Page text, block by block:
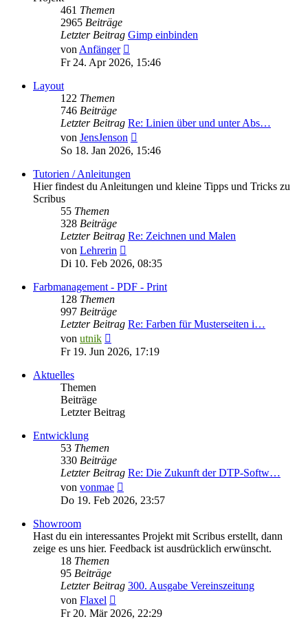
461 Themen
2965 Beiträge
Letzter Beitrag Gimp einbinden
von Anfänger
Beitrag
Fr 24. Apr 2026, 15:46
Layout
122 Themen
746 Beiträge
Letzter Beitrag Re: Linien über und unter Abs…
von JensJenson
Beitrag
So 18. Jan 2026, 15:46
Tutorien / Anleitungen
Hier findest du Anleitungen und kleine Tipps und Tricks zu
Scribus
55 Themen
328 Beiträge
Letzter Beitrag Re: Zeichnen und Malen
von Lehrerin
Beitrag
Di 10. Feb 2026, 08:35
Farbmanagement - PDF - Print
128 Themen
997 Beiträge
Letzter Beitrag Re: Farben für Musterseiten i…
von utnik
Beitrag
Fr 19. Jun 2026, 17:19
Aktuelles
Themen
Beiträge
Letzter Beitrag
Entwicklung
53 Themen
330 Beiträge
Letzter Beitrag Re: Die Zukunft der DTP-Softw…
von vonmae
Beitrag
Do 19. Feb 2026, 23:57
Showroom
Hast du ein interessantes Projekt mit Scribus erstellt, dann
zeige es uns hier. Feedback ist ausdrücklich erwünscht.
18 Themen
95 Beiträge
Letzter Beitrag 300. Ausgabe Vereinszeitung
von Flaxel
Beitrag
Fr 20. Mär 2026, 22:29